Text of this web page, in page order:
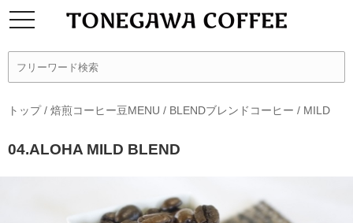
トップ/ 焙煎コーヒー豆MENU / BLENDブレンドコーヒー / MILD
04.ALOHA MILD BLEND